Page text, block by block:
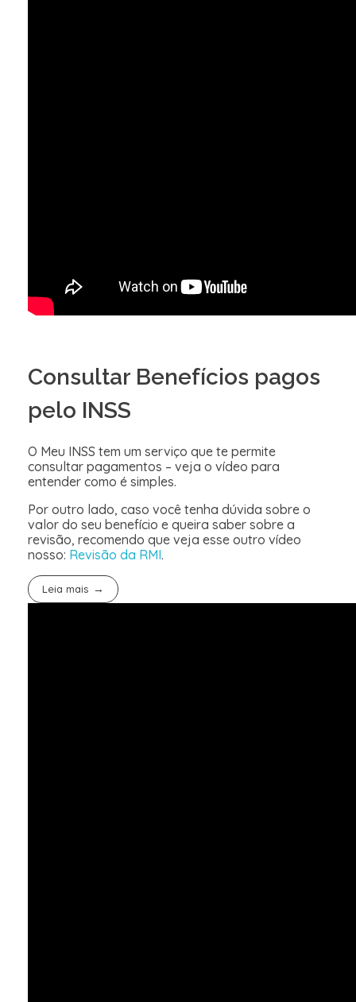
Consultar Benefícios pagos
pelo INSS
O Meu INSS tem um serviço que te permite
consultar pagamentos – veja o vídeo para
entender como é simples.
Por outro lado, caso você tenha dúvida sobre o
valor do seu benefício e queira saber sobre a
revisão, recomendo que veja esse outro vídeo
nosso: Revisão da RMI.
Leia mais